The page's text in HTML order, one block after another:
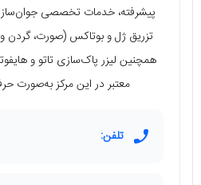
پیشرفته، خدمات تخصصی
تزریق ژل و بوتاکس (صورت، گردن و
همچنین لیزر پاک‌سازی تاتو و
معتبر در این مرکز به‌صورت
تلفن: